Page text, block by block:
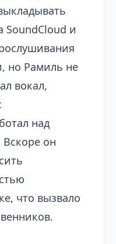
SoundCloud и
но Рамиль не
вокал,
над
он
что вызвало